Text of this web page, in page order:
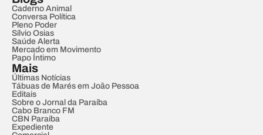
Caderno Animal
Conversa Política
Pleno Poder
Sílvio Osias
Saúde Alerta
Mercado em Movimento
Papo Íntimo
Mais
Últimas Notícias
Tábuas de Marés em João Pessoa
Editais
Sobre o Jornal da Paraíba
Cabo Branco FM
CBN Paraíba
Expediente